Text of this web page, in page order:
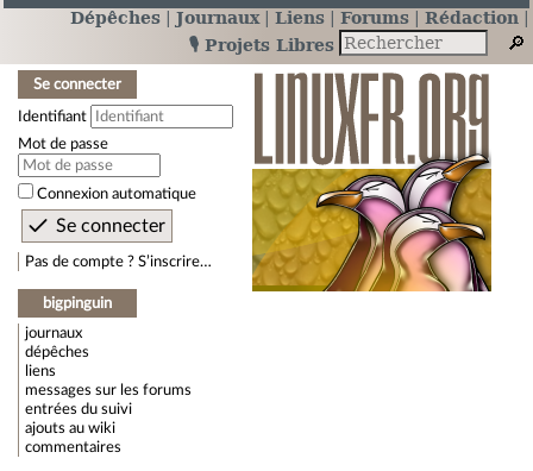
Dépêches Journaux Liens Forums
Rédaction
🎙️ Projets Libres
Se connecter
Identifiant
Mot de passe
Connexion automatique
Pas de compte ? S’inscrire…
bigpinguin
journaux
dépêches
liens
messages sur les forums
entrées du suivi
ajouts au wiki
commentaires